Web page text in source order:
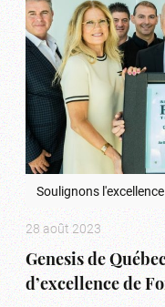
Soulignons l'excellence
28 août 2023
Genesis de
d’excellence de